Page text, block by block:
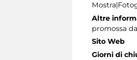
Altre
promossa
Sito Web
Giorni di